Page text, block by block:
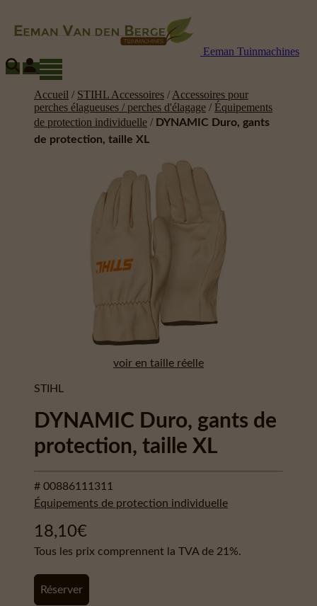
Eeman Tuinmachines
Accueil / STIHL Accessoires / Accessoires pour
perches élagueuses / perches d'élagage / Équipements
de protection individuelle / DYNAMIC Duro, gants
de protection, taille XL
voir en taille réelle
STIHL
DYNAMIC Duro, gants de
protection, taille XL
# 00886111311
Équipements de protection individuelle
18,10€
Tous les prix comprennent la TVA de 21%.
Réserver